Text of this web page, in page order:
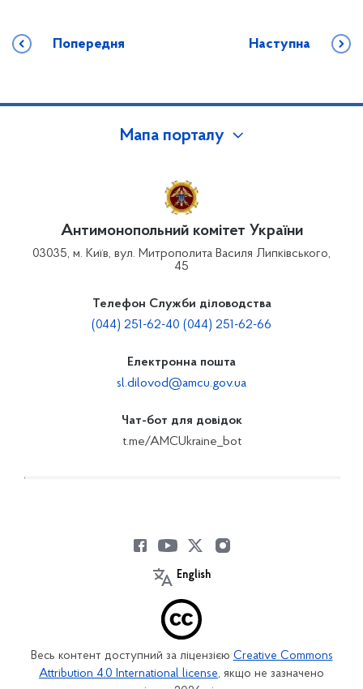
Попередня Наступна
Мапа порталу
Антимонопольний комітет України
03035, м. Київ, вул. Митрополита Василя Липківського,
45
Телефон Служби діловодства
(044) 251-62-40 (044) 251-62-66
Електронна пошта
sl.dilovod@amcu.gov.ua
Чат-бот для довідок
t.me/AMCUkraine_bot
English
Весь контент доступний за ліцензією Creative Commons
Attribution 4.0 International license, якщо не зазначено